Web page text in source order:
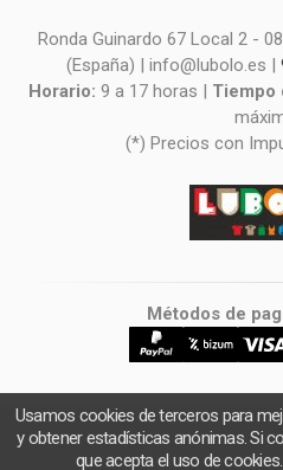
Ronda Guinardo 67 Local 2 -
(España) | info@lubolo.es |
Horario: 9 a 17 horas | Tiempo
(*) Precios con
Métodos de
Usamos cookies de terceros para
y obtener estadísticas anónimas. Si
que acepta el uso de cookies.